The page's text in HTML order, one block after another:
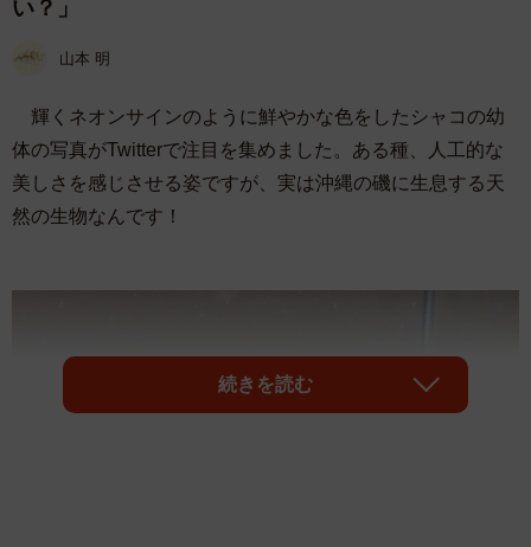
い？」
山本 明
輝くネオンサインのように鮮やかな色をしたシャコの幼
体の写真がTwitterで注目を集めました。ある種、人工的な
美しさを感じさせる姿ですが、実は沖縄の磯に生息する天
然の生物なんです！
続きを読む